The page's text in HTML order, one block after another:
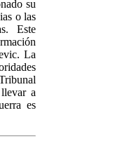
su
o las
Este
La
a
es